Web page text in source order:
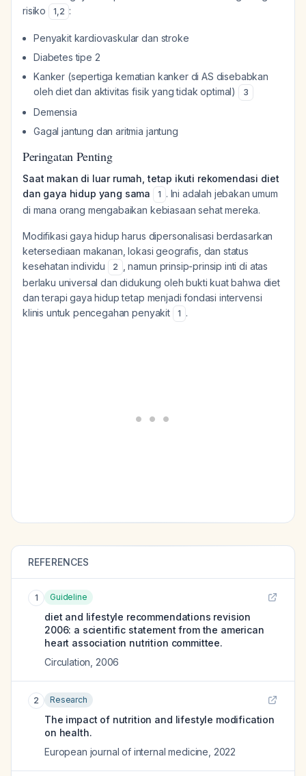
risiko
1,2 :
Penyakit kardiovaskular dan stroke
Diabetes tipe 2
Kanker (sepertiga kematian kanker di AS disebabkan
oleh diet dan aktivitas fisik yang tidak optimal)
3
Demensia
Gagal jantung dan aritmia jantung
Peringatan Penting
Saat makan di luar rumah, tetap ikuti rekomendasi diet
dan gaya hidup yang sama
1 . Ini adalah jebakan umum
di mana orang mengabaikan kebiasaan sehat mereka.
Modifikasi gaya hidup harus dipersonalisasi berdasarkan
ketersediaan makanan, lokasi geografis, dan status
kesehatan individu
2
, namun prinsip-prinsip inti di atas
berlaku universal dan didukung oleh bukti kuat bahwa diet
dan terapi gaya hidup tetap menjadi fondasi intervensi
klinis untuk pencegahan penyakit
1 .
REFERENCES
1 Guideline
diet and lifestyle recommendations revision
2006: a scientific statement from the american
heart association nutrition committee.
Circulation 2006
2 Research
The impact of nutrition and lifestyle modification
on health.
European journal of internal medicine 2022